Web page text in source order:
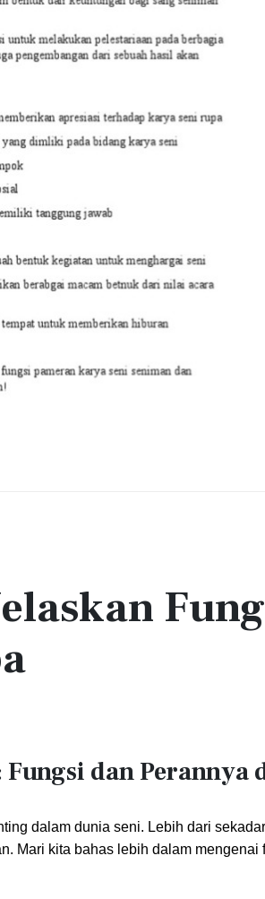
dan Perannya
dalam dunia seni. Lebih dari
Mari kita bahas lebih dalam mengenai